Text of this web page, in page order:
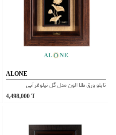
ALONE
تابلو ورق طلا الون مدل گل نیلوفر آبی
4,498,000 T